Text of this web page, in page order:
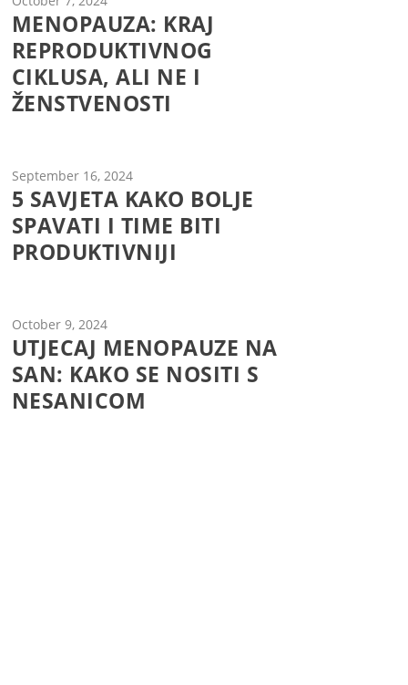
MENOPAUZA: KRAJ
REPRODUKTIVNOG
CIKLUSA, ALI NE I
ŽENSTVENOSTI
September 16, 2024
5 SAVJETA KAKO BOLJE
SPAVATI I TIME BITI
PRODUKTIVNIJI
October 9, 2024
UTJECAJ MENOPAUZE NA
SAN: KAKO SE NOSITI S
NESANICOM